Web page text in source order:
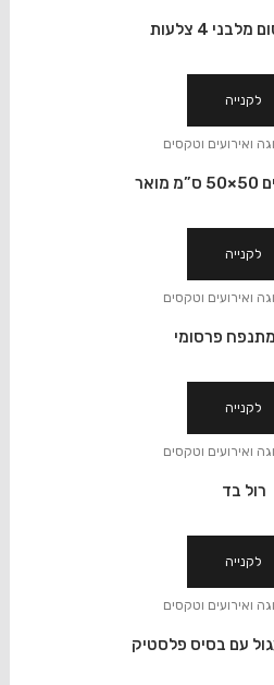
4 צלעות
לקנייה
ואירועים וטקסים
לקנייה
ואירועים וטקסים
מתנפח פרסומי
לקנייה
ואירועים וטקסים
רול בד
לקנייה
ואירועים וטקסים
עם בסיס פלסטיק